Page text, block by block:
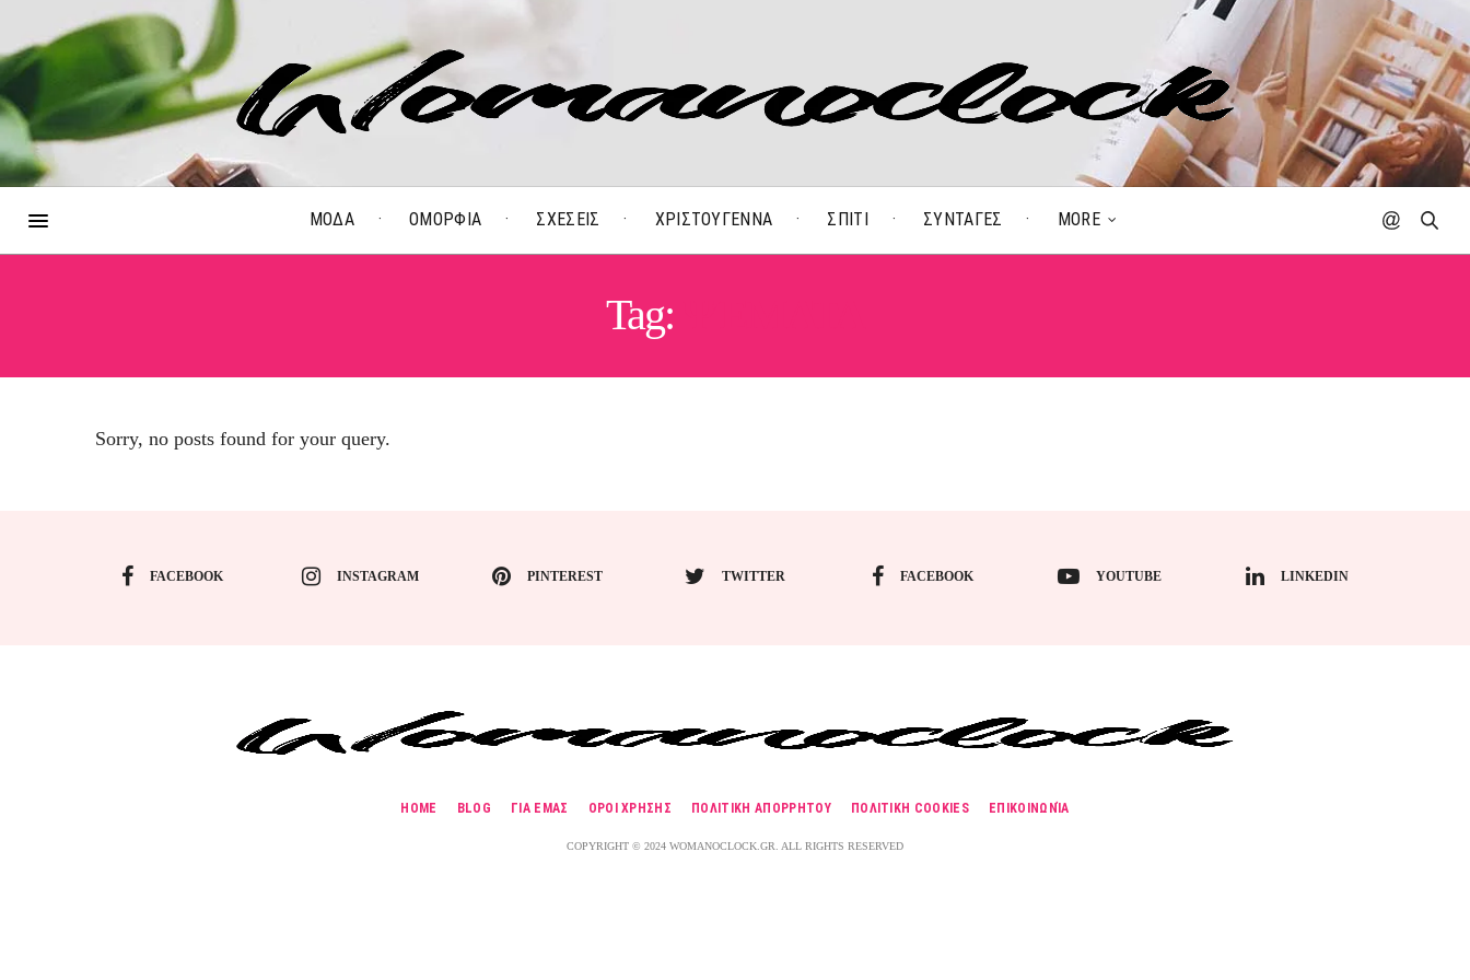
ΜΟΔΑ ΟΜΟΡΦΙΑ ΣΧΕΣΕΙΣ ΧΡΙΣΤΟΥΓΕΝΝΑ ΣΠΙΤΙ ΣΥΝΤΑΓΕΣ MORE
Tag:
Sorry, no posts found for your query.
FACEBOOK INSTAGRAM PINTEREST TWITTER FACEBOOK YOUTUBE LINKEDIN
HOME BLOG ΓΙΑ ΕΜΑΣ ΟΡΟΙ ΧΡΗΣΗΣ ΠΟΛΙΤΙΚΗ ΑΠΟΡΡΗΤΟΥ ΠΟΛΙΤΙΚΗ COOKIES ΕΠΙΚΟΙΝΩΝΊΑ
COPYRIGHT © 2024 WOMANOCLOCK.GR. ALL RIGHTS RESERVED